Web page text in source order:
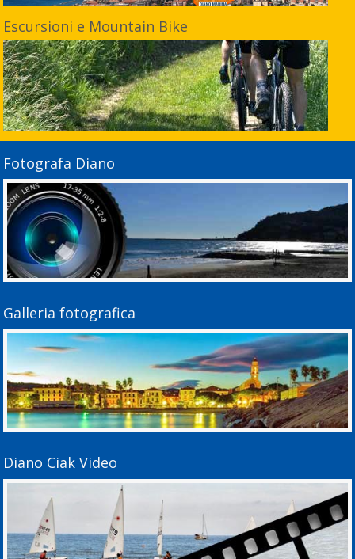
Escursioni e Mountain Bike
Fotografa Diano
Galleria fotografica
Diano Ciak Video